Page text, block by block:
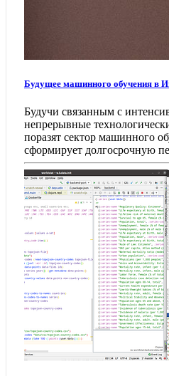
Будущее машинного обучения в
Будучи связанным с
непрерывные
поразят сектор машинного
сформирует долгосрочную